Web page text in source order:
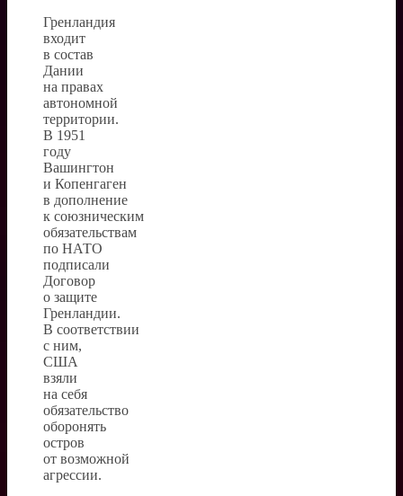
Гренландия
входит
в состав
Дании
на правах
автономной
территории.
В 1951
году
Вашингтон
и Копенгаген
в дополнение
к союзническим
обязательствам
по НАТО
подписали
Договор
о защите
Гренландии.
В соответствии
с ним,
США
взяли
на себя
обязательство
оборонять
остров
от возможной
агрессии.